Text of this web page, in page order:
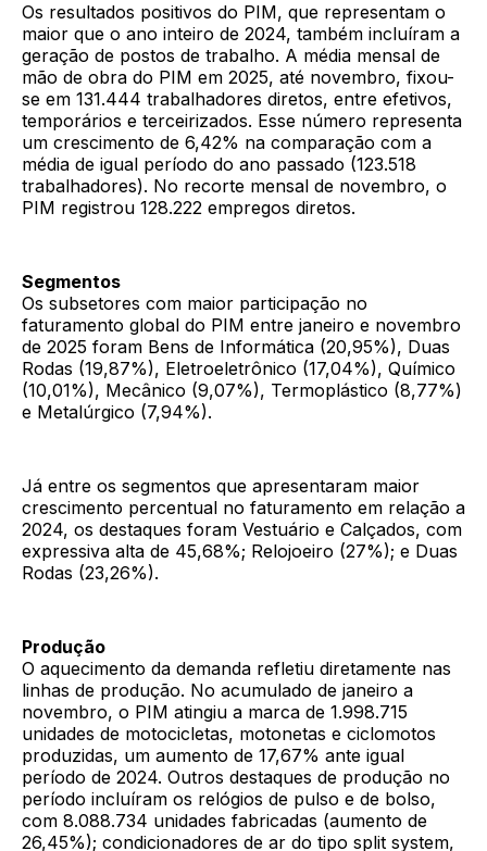
Os resultados positivos do PIM, que representam o
maior que o ano inteiro de 2024, também incluíram a
geração de postos de trabalho. A média mensal de
mão de obra do PIM em 2025, até novembro, fixou-
se em 131.444 trabalhadores diretos, entre efetivos,
temporários e terceirizados. Esse número representa
um crescimento de 6,42% na comparação com a
média de igual período do ano passado (123.518
trabalhadores). No recorte mensal de novembro, o
PIM registrou 128.222 empregos diretos.
Segmentos
Os subsetores com maior participação no
faturamento global do PIM entre janeiro e novembro
de 2025 foram Bens de Informática (20,95%), Duas
Rodas (19,87%), Eletroeletrônico (17,04%), Químico
(10,01%), Mecânico (9,07%), Termoplástico (8,77%)
e Metalúrgico (7,94%).
Já entre os segmentos que apresentaram maior
crescimento percentual no faturamento em relação a
2024, os destaques foram Vestuário e Calçados, com
expressiva alta de 45,68%; Relojoeiro (27%); e Duas
Rodas (23,26%).
Produção
O aquecimento da demanda refletiu diretamente nas
linhas de produção. No acumulado de janeiro a
novembro, o PIM atingiu a marca de 1.998.715
unidades de motocicletas, motonetas e ciclomotos
produzidas, um aumento de 17,67% ante igual
período de 2024. Outros destaques de produção no
período incluíram os relógios de pulso e de bolso,
com 8.088.734 unidades fabricadas (aumento de
26,45%); condicionadores de ar do tipo split system,